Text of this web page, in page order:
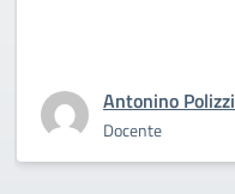
Antonino Polizzi
Docente